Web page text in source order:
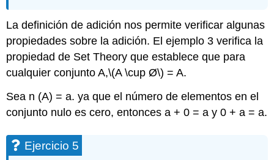
La definición de adición nos permite verificar algunas
propiedades sobre la adición. El ejemplo 3 verifica la
propiedad de Set Theory que establece que para
cualquier conjunto A,\(A \cup Ø\) = A.
Sea n (A) = a. ya que el número de elementos en el
conjunto nulo es cero, entonces a + 0 = a y 0 + a = a.
Ejercicio 5